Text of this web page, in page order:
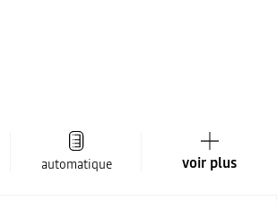
automatique voir plus